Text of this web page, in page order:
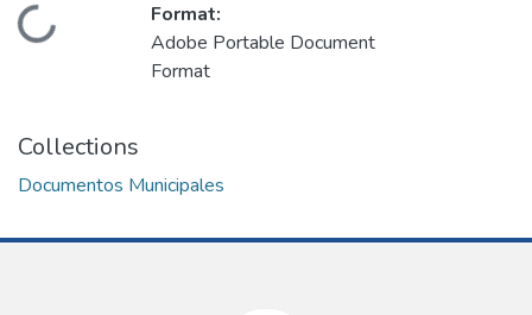
Loading...
Format:
Adobe Portable Document
Format
Collections
Documentos Municipales